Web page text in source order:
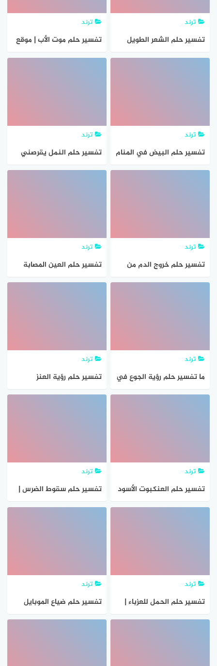
ترند
تفسير حلم الشعر الطويل
في المنام
ترند
تفسير حلم موت الأب | موقع
المعلومات
ترند
تفسير حلم البيض في المنام
ترند
تفسير حلم النمل يقرصني
ترند
تفسير حلم خروج الدم من
الفرج
ترند
تفسير حلم العين المصابة
في المنام لكبار علماء تفسير
ترند
ما تفسير حلم رؤية الجوع في
المنام ومعناه
ترند
تفسير حلم رؤية العنز
السوداء في المنام للعزباء
ترند
تفسير حلم العنكبوت الأسود
في المنام للعزباء والمتزوجة
ترند
تفسير حلم سقوط الضرس |
موقع المعلومات
ترند
تفسير حلم الحمل للعزباء |
موقع المعلومات
ترند
تفسير حلم ضياع الموبايل
في المنام للعصيمي 2021